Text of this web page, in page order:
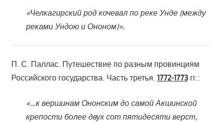
«Челкагирский род кочевал по реке Унде (между
реками Ундою и Ононом)».
П. С. Паллас. Путешествие по разным провинциям
Российского государства. Часть третья. 1772-1773 гг.:
«…к вершинам Ононским до самой Акшинской
крепости более двух сот пятидесяти верст,